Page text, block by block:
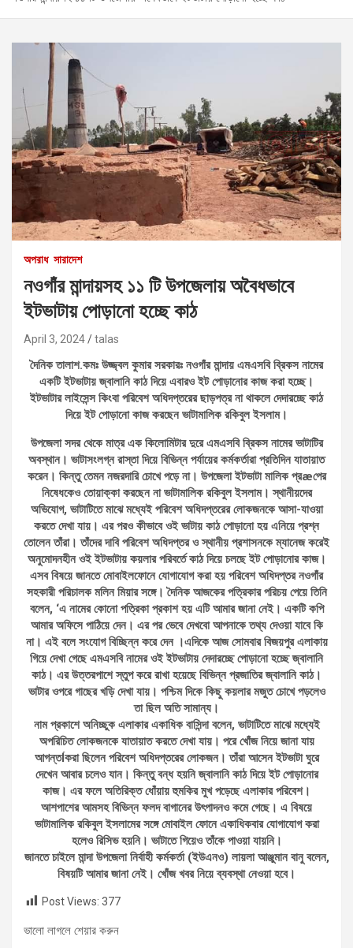
অপরাধ সারাদেশ
নওগাঁর মান্দায়সহ ১১ টি উপজেলায় অবৈধভাবে
ইটভাটায় পোড়ানো হচ্ছে কাঠ
April 3, 2024 talas
দৈনিক তালাশ.কমঃ উজ্জ্বল কুমার সরকারঃ নওগাঁর মান্দায় এমএসবি ব্রিকস নামের
একটি ইটভাটায় জ্বালানি কাঠ দিয়ে এবারও ইট পোড়ানোর কাজ করা হচ্ছে।
ইটভাটার লাইসেন্স কিংবা পরিবেশ অধিদপ্তরের ছাড়পত্র না থাকলে দেদারচ্ছে কাঠ
দিয়ে ইট পোড়ানো কাজ করছেন ভাটামালিক রকিবুল ইসলাম।
উপজেলা সদর থেকে মাত্র এক কিলোমিটার দুরে এমএসবি ব্রিকস নামের ভাটাটির
অবস্থান। ভাটাসংলগ্ন রাস্তা দিয়ে বিভিন্ন পর্যায়ের কর্মকর্তারা প্রতিদিন যাতায়াত
করেন। কিন্তু তেমন নজরদারি চোখে পড়ে না। উপজেলা ইটভাটা মালিক প্রæপের
নিষেধকেও তোয়াক্কা করছেন না ভাটামালিক রকিবুল ইসলাম। স্থানীয়দের
অভিযোগ, ভাটাটিতে মাঝে মধ্যেই পরিবেশ অধিদপ্তরের লোকজনকে আসা-যাওয়া
করতে দেখা যায়। এর পরও কীভাবে ওই ভাটায় কাঠ পোড়ানো হয় এনিয়ে প্রশ্ন
তোলেন তাঁরা। তাঁদের দাবি পরিবেশ অধিদপ্তর ও স্থানীয় প্রশাসনকে ম্যানেজ করেই
অনুমোদনহীন ওই ইটভাটায় কয়লার পরিবর্তে কাঠ দিয়ে চলছে ইট পোড়ানোর কাজ।
এসব বিষয়ে জানতে মোবাইলফোনে যোগাযোগ করা হয় পরিবেশ অধিদপ্তর নওগাঁর
সহকারী পরিচালক মলিন মিয়ার সঙ্গে। দৈনিক আজকের পত্রিকার পরিচয় পেয়ে তিনি
বলেন, ‘এ নামের কোনো পত্রিকা প্রকাশ হয় এটি আমার জানা নেই। একটি কপি
আমার অফিসে পাঠিয়ে দেন। এর পর ভেবে দেখবো আপনাকে তথ্য দেওয়া যাবে কি
না। এই বলে সংযোগ বিচ্ছিন্ন করে দেন ।এদিকে আজ সোমবার বিজয়পুর এলাকায়
গিয়ে দেখা গেছে এমএসবি নামের ওই ইটভাটায় দেদারচ্ছে পোড়ানো হচ্ছে জ্বালানি
কাঠ। এর উত্তরপাশে স্তুপ করে রাখা হয়েছে বিভিন্ন প্রজাতির জ্বালানি কাঠ।
ভাটার ওপরে গাছের খড়ি দেখা যায়। পশ্চিম দিকে কিছু কয়লার মজুত চোখে পড়লেও
তা ছিল অতি সামান্য।
নাম প্রকাশে অনিচ্ছুক এলাকার একাধিক বাসিন্দা বলেন, ভাটাটিতে মাঝে মধ্যেই
অপরিচিত লোকজনকে যাতায়াত করতে দেখা যায়। পরে খোঁজ নিয়ে জানা যায়
আগন্তÍকরা ছিলেন পরিবেশ অধিদপ্তরের লোকজন। তাঁরা আসেন ইটভাটা ঘুরে
দেখেন আবার চলেও যান। কিন্তু বন্ধ হয়নি জ্বালানি কাঠ দিয়ে ইট পোড়ানোর
কাজ। এর ফলে অতিরিক্ত ধোঁয়ায় হুমকির মুখ পড়েছে এলাকার পরিবেশ।
আশপাশের আমসহ বিভিন্ন ফলদ বাগানের উৎপাদনও কমে গেছে। এ বিষয়ে
ভাটামালিক রকিবুল ইসলামের সঙ্গে মোবাইল ফোনে একাধিকবার যোগাযোগ করা
হলেও রিসিভ হয়নি। ভাটাতে গিয়েও তাঁকে পাওয়া যায়নি।
জানতে চাইলে মান্দা উপজেলা নির্বাহী কর্মকর্তা (ইউএনও) লায়লা আঞ্জুমান বানু বলেন,
বিষয়টি আমার জানা নেই। খোঁজ খবর নিয়ে ব্যবস্থা নেওয়া হবে।
Post Views: 377
ভালো লাগলে শেয়ার করুন